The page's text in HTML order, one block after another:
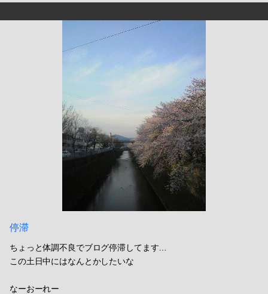
停滞
ちょっと体調不良でブログ停滞してます…
この土日中にはなんとかしたいな
なーおーれー